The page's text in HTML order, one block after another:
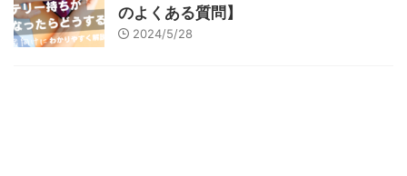
のよくある質問】
2024/5/28